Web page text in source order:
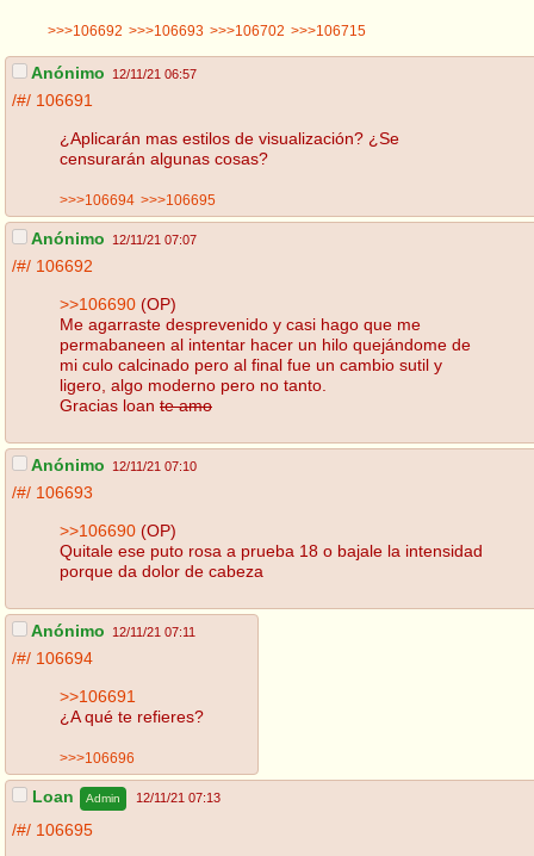
>>>106692 >>>106693 >>>106702 >>>106715
Anónimo 12/11/21 06:57
/#/ 106691
¿Aplicarán mas estilos de visualización? ¿Se
censurarán algunas cosas?
>>>106694 >>>106695
Anónimo 12/11/21 07:07
/#/ 106692
>>106690 (OP)
Me agarraste desprevenido y casi hago que me
permabaneen al intentar hacer un hilo quejándome de
mi culo calcinado pero al final fue un cambio sutil y
ligero, algo moderno pero no tanto.
Gracias loan te amo
Anónimo 12/11/21 07:10
/#/ 106693
>>106690 (OP)
Quitale ese puto rosa a prueba 18 o bajale la intensidad
porque da dolor de cabeza
Anónimo 12/11/21 07:11
/#/ 106694
>>106691
¿A qué te refieres?
>>>106696
Loan Admin 12/11/21 07:13
/#/ 106695